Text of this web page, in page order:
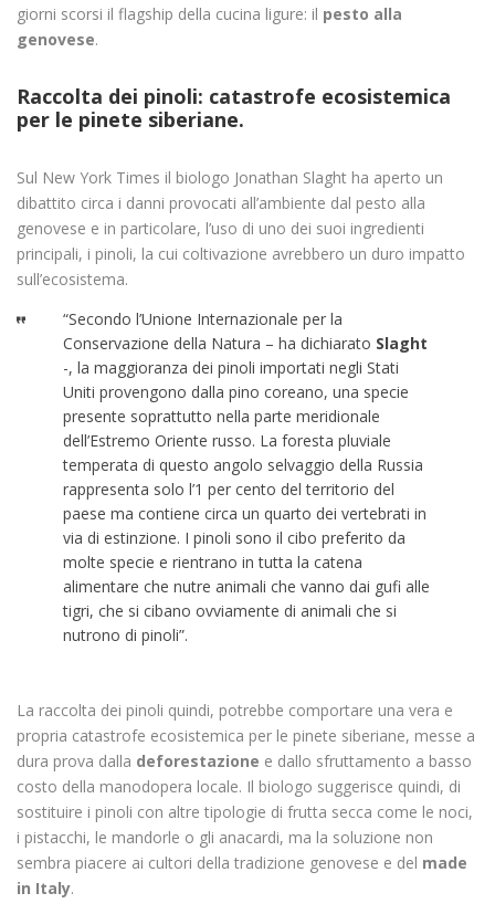
giorni scorsi il flagship della cucina ligure: il pesto alla
genovese.
Raccolta dei pinoli: catastrofe ecosistemica
per le pinete siberiane.
Sul New York Times il biologo Jonathan Slaght ha aperto un
dibattito circa i danni provocati all’ambiente dal pesto alla
genovese e in particolare, l’uso di uno dei suoi ingredienti
principali, i pinoli, la cui coltivazione avrebbero un duro impatto
sull’ecosistema.
“Secondo l’Unione Internazionale per la
Conservazione della Natura – ha dichiarato Slaght
-, la maggioranza dei pinoli importati negli Stati
Uniti provengono dalla pino coreano, una specie
presente soprattutto nella parte meridionale
dell’Estremo Oriente russo. La foresta pluviale
temperata di questo angolo selvaggio della Russia
rappresenta solo l’1 per cento del territorio del
paese ma contiene circa un quarto dei vertebrati in
via di estinzione. I pinoli sono il cibo preferito da
molte specie e rientrano in tutta la catena
alimentare che nutre animali che vanno dai gufi alle
tigri, che si cibano ovviamente di animali che si
nutrono di pinoli”.
La raccolta dei pinoli quindi, potrebbe comportare una vera e
propria catastrofe ecosistemica per le pinete siberiane, messe a
dura prova dalla deforestazione e dallo sfruttamento a basso
costo della manodopera locale. Il biologo suggerisce quindi, di
sostituire i pinoli con altre tipologie di frutta secca come le noci,
i pistacchi, le mandorle o gli anacardi, ma la soluzione non
sembra piacere ai cultori della tradizione genovese e del made
in Italy.